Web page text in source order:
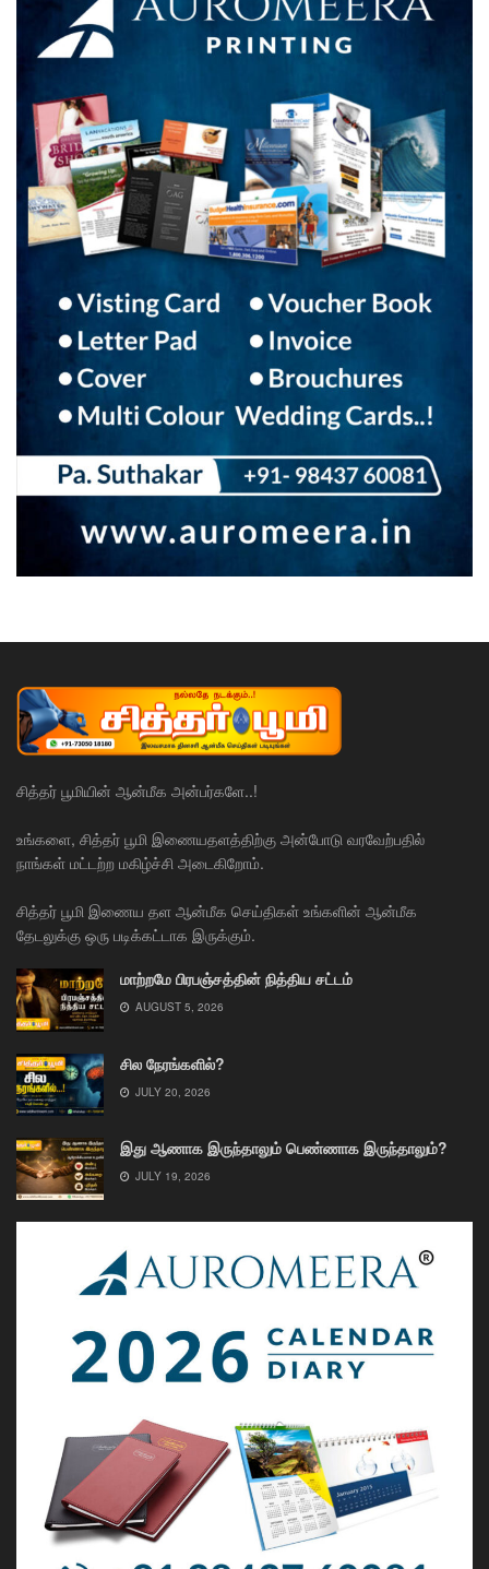
சித்தர் பூமியின் ஆன்மீக அன்பர்களே..!
உங்களை, சித்தர் பூமி இணையதளத்திற்கு அன்போடு வரவேற்பதில்
நாங்கள் மட்டற்ற மகிழ்ச்சி அடைகிறோம்.
சித்தர் பூமி இணைய தள ஆன்மீக செய்திகள் உங்களின் ஆன்மீக
தேடலுக்கு ஒரு படிக்கட்டாக இருக்கும்.
மாற்றமே பிரபஞ்சத்தின் நித்திய சட்டம்
AUGUST 5, 2026
சில நேரங்களில்?
JULY 20, 2026
இது ஆணாக இருந்தாலும் பெண்ணாக இருந்தாலும்?
JULY 19, 2026